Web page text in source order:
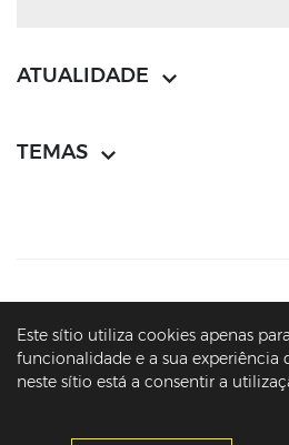
Este sítio utiliza cookies apenas
funcionalidade e a sua experiência
neste sítio está a consentir a
ATUALIDADE
TEMAS
AVISOS LEGAIS
ACESSIBILIDADE
© PRESIDÊNCIA DA REPÚBLICA